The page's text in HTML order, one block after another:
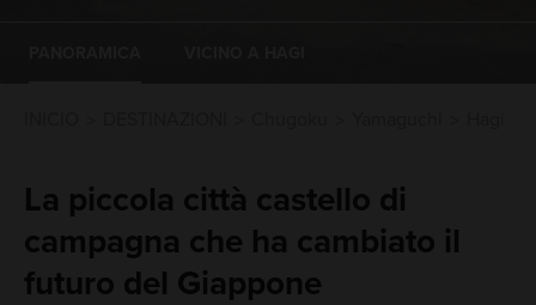
La piccola città castello di
campagna che ha cambiato il
futuro del Giappone